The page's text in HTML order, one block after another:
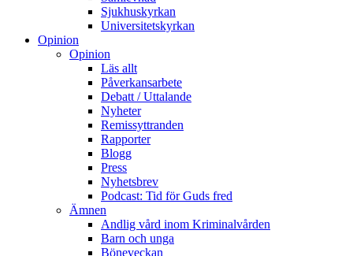
Sjukhuskyrkan
Universitetskyrkan
Opinion
Opinion
Läs allt
Påverkansarbete
Debatt / Uttalande
Nyheter
Remissyttranden
Rapporter
Blogg
Press
Nyhetsbrev
Podcast: Tid för Guds fred
Ämnen
Andlig vård inom Kriminalvården
Barn och unga
Böneveckan